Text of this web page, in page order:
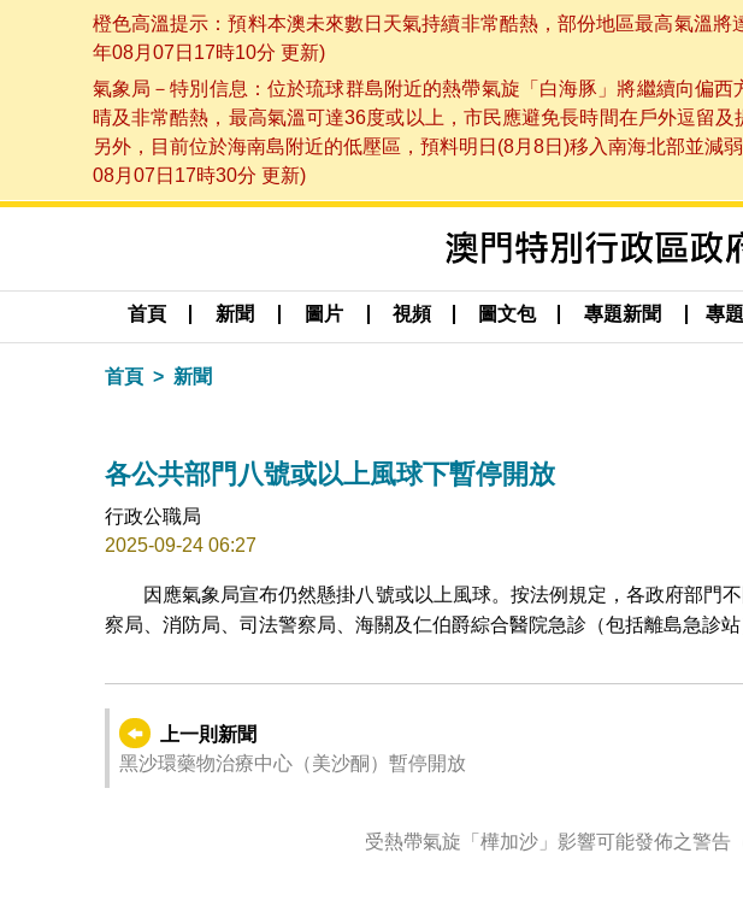
橙色高溫提示：預料本澳未來數日天氣持續非常酷熱，部份地區最高氣溫
年08月07日17時10分 更新)
氣象局－特別信息：位於琉球群島附近的熱帶氣旋「白海豚」將繼續向偏
晴及非常酷熱，最高氣溫可達36度或以上，市民應避免長時間在戶外逗留
另外，目前位於海南島附近的低壓區，預料明日(8月8日)移入南海北部並
08月07日17時30分 更新)
首頁 新聞 圖片 視頻 圖文包 專題新聞 專
首頁 新聞
各公共部門八號或以上風球下暫停開放
行政公職局
2025-09-24 06:27
因應氣象局宣布仍然懸掛八號或以上風球。按法例規定，各政府部門
察局、消防局、司法警察局、海關及仁伯爵綜合醫院急診（包括離島急診站
上一則新聞
黑沙環藥物治療中心（美沙酮）暫停開放
受熱帶氣旋「樺加沙」影響可能發佈之警告